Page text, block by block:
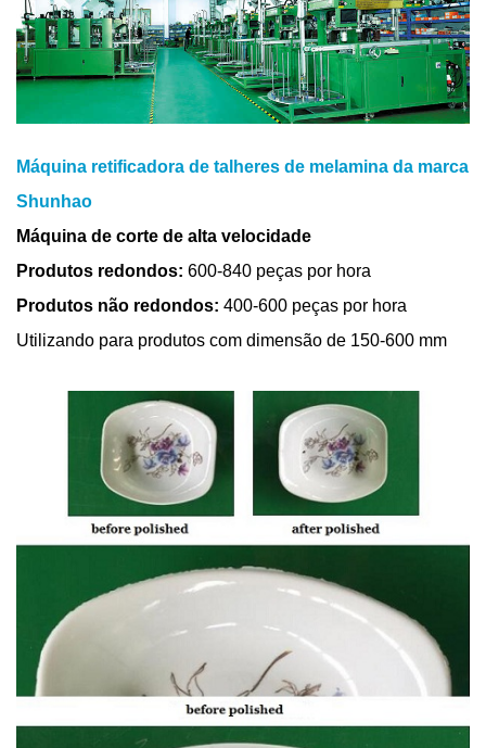
Máquina retificadora de talheres de melamina da marca
Shunhao
Máquina de corte de alta velocidade
Produtos redondos: 600-840 peças por hora
Produtos não redondos: 400-600 peças por hora
Utilizando para produtos com dimensão de 150-600 mm